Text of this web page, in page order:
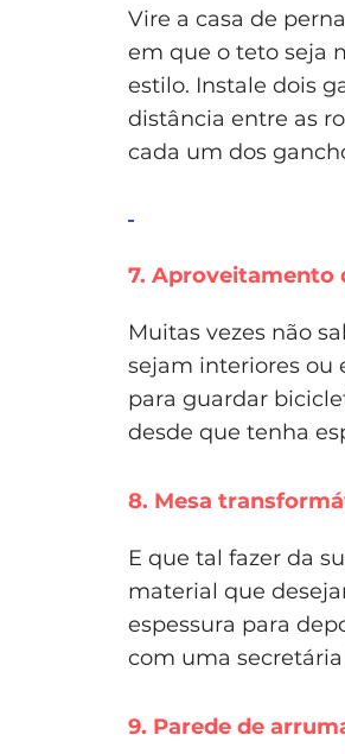
Vire a casa de
em que o teto seja
estilo. Instale dois
distância entre as
cada um dos
7. Aproveitamento
Muitas vezes não
sejam interiores ou
para guardar
desde que tenha
8. Mesa
E que tal fazer da
material que
espessura para
com uma
9. Parede de